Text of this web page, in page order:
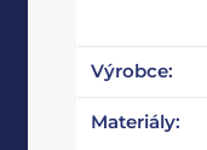
Výrobce:
Materiály: